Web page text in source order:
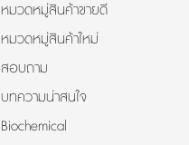
หมวดหมู่สินค้าขายดี
หมวดหมู่สินค้าใหม่
สอบถาม
บทความน่าสนใจ
Biochemical